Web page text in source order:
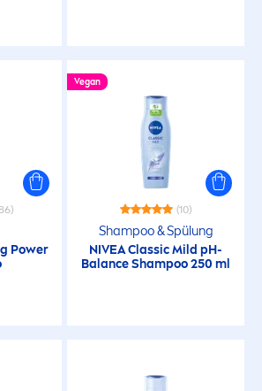
Power
Vegan
(10)
Shampoo & Spülung
NIVEAClassic Mild pH-
BalanceShampoo 250 ml